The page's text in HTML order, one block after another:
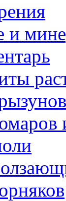
и